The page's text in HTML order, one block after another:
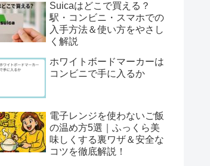
Suicaはどこで買える？
駅・コンビニ・スマホでの
入手方法＆使い方をやさし
く解説
ホワイトボードマーカーは
コンビニで手に入るか
電子レンジを使わないご飯
の温め方5選｜ふっくら美
味しくする裏ワザ＆安全な
コツを徹底解説！